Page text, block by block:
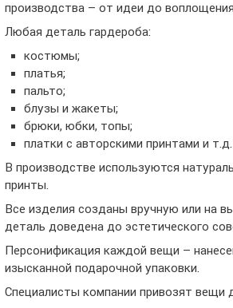
производства – от идеи до
Любая деталь гардероба:
костюмы;
платья;
пальто;
блузы и жакеты;
брюки, юбки, топы;
платки с авторскими принтами и т.д.
В производстве используются
принты.
Все изделия созданы вручную или на
деталь доведена до эстетического
Персонификация каждой вещи –
изысканной подарочной упаковки.
Специалисты компании привозят